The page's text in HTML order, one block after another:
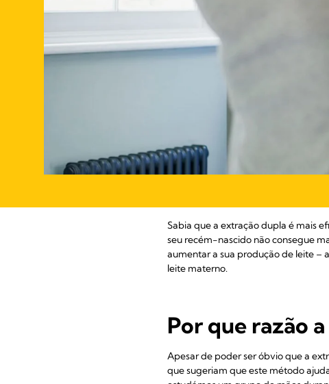
Sabia que a extração dupla é mais
seu recém-nascido não consegue
aumentar a sua produção de leite –
leite materno.
Por que razão
Apesar de poder ser óbvio que a
que sugeriam que este método